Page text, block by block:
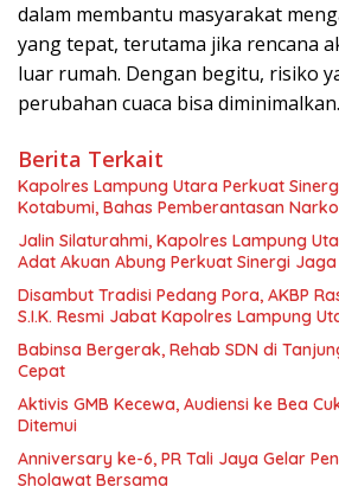
dalam membantu masyarakat
yang tepat, terutama jika rencana
luar rumah. Dengan begitu, risiko
perubahan cuaca bisa diminimalkan.
Berita Terkait
Kapolres Lampung Utara Perkuat
Kotabumi, Bahas Pemberantasan
Jalin Silaturahmi, Kapolres Lampung
Adat Akuan Abung Perkuat Sinergi
Disambut Tradisi Pedang Pora, AKBP
S.I.K. Resmi Jabat Kapolres Lampung
Babinsa Bergerak, Rehab SDN di
Cepat
Aktivis GMB Kecewa, Audiensi ke Bea
Ditemui
Anniversary ke-6, PR Tali Jaya Gelar
Sholawat Bersama